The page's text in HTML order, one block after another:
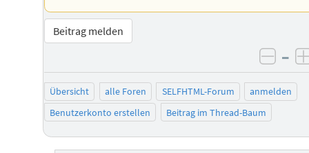
Beitrag melden
–
Übersicht alle Foren SELFHTML-Forum
anmelden
Benutzerkonto erstellen
Beitrag im Thread-Baum